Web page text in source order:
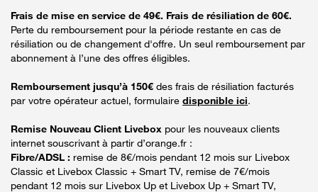
Frais de mise en service de 49€. Frais de résiliation de 60€.
Perte du remboursement pour la période restante en cas de
résiliation ou de changement d'offre. Un seul remboursement par
abonnement à l’une des offres éligibles.
Remboursement jusqu’à 150€ des frais de résiliation facturés
par votre opérateur actuel, formulaire disponible ici.
Remise Nouveau Client Livebox pour les nouveaux clients
internet souscrivant à partir d’orange.fr :
Fibre/ADSL : remise de 8€/mois pendant 12 mois sur Livebox
Classic et Livebox Classic + Smart TV, remise de 7€/mois
pendant 12 mois sur Livebox Up et Livebox Up + Smart TV,